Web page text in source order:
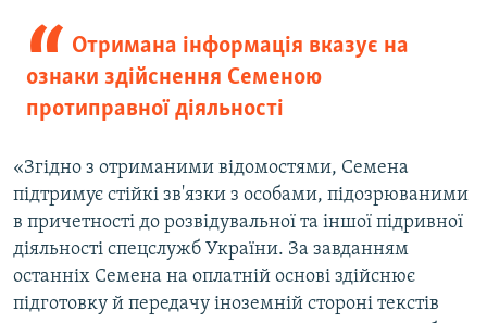
Отримана інформація вказує на
ознаки здійснення Семеною
протиправної діяльності
«Згідно з отриманими відомостями, Семена
підтримує стійкі зв'язки з особами, підозрюваними
в причетності до розвідувальної та іншої підривної
діяльності спецслужб України. За завданням
останніх Семена на оплатній основі здійснює
підготовку й передачу іноземній стороні текстів